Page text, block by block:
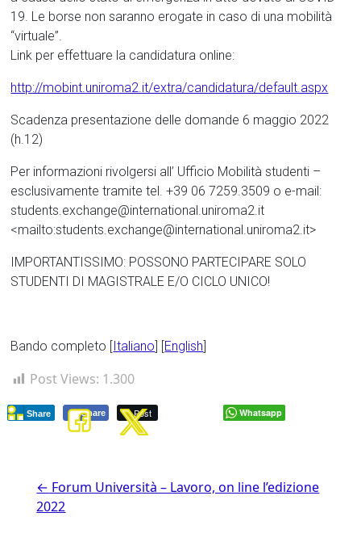
19. Le borse non saranno erogate in caso di una mobilità
“virtuale”.
Link per effettuare la candidatura online:
http://mobint.uniroma2.it/extra/candidatura/default.aspx
Scadenza presentazione delle domande 6 maggio 2022
(h.12)
Per informazioni rivolgersi all’ Ufficio Mobilità studenti –
esclusivamente tramite tel. +39 06 7259.3509 o e-mail:
students.exchange@international.uniroma2.it
<mailto:students.exchange@international.uniroma2.it>
IMPORTANTISSIMO: POSSONO PARTECIPARE SOLO
STUDENTI DI MAGISTRALE E/O CICLO UNICO!
Bando completo [Italiano] [English]
Post Views: 1.300
Share Post
Share Whatsapp
← Forum Università – Lavoro, on line l’edizione
2022